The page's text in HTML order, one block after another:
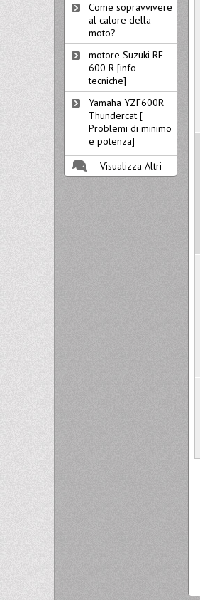
Come sopravvivere
al calore della
moto?
motore Suzuki RF
600 R [info
tecniche]
Yamaha YZF600R
Thundercat [
Problemi di minimo
e potenza]
Visualizza Altri